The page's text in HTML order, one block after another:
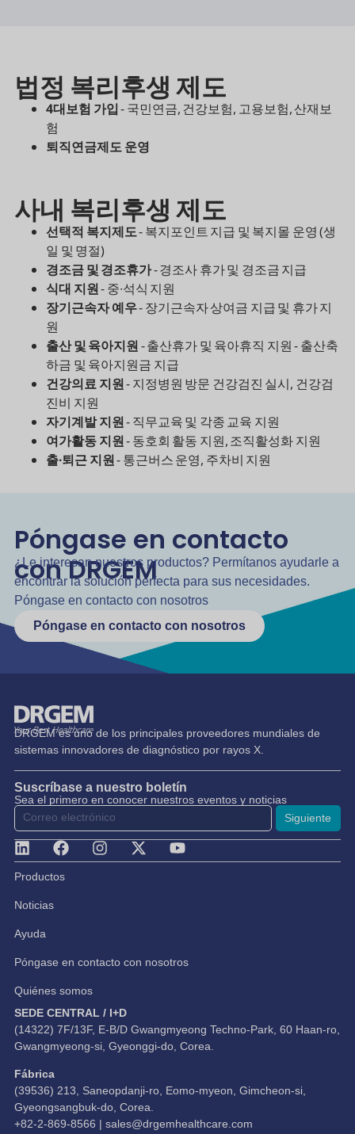
법정 복리후생 제도
4대보험 가입-국민연금, 건강보험, 고용보험, 산재보
험
퇴직연금제도 운영
사내 복리후생 제도
선택적 복지제도-복지포인트 지급 및 복지몰 운영 (생
일 및 명절)
경조금 및 경조휴가-경조사 휴가 및 경조금 지급
식대 지원- 중∙석식 지원
장기근속자 예우- 장기근속자 상여금 지급 및 휴가 지
원
출산 및 육아지원 - 출산휴가 및 육아휴직 지원 - 출산축
하금 및 육아지원금 지급
건강의료 지원- 지정병원 방문 건강검진 실시, 건강검
진비 지원
자기계발 지원- 직무교육 및 각종 교육 지원
여가활동 지원- 동호회 활동 지원, 조직활성화 지원
출∙퇴근 지원- 통근버스 운영, 주차비 지원
Póngase en contacto
con DRGEM
¿Le interesan nuestros productos? Permítanos ayudarle a
encontrar la solución perfecta para sus necesidades.
Póngase en contacto con nosotros
Póngase en contacto con nosotros
DRGEM es uno de los principales proveedores mundiales de
sistemas innovadores de diagnóstico por rayos X.
Suscríbase a nuestro boletín
Sea el primero en conocer nuestros eventos y noticias
Siguiente
Productos
Noticias
Ayuda
Póngase en contacto con nosotros
Quiénes somos
SEDE CENTRAL / I+D
(14322) 7F/13F, E-B/D Gwangmyeong Techno-Park, 60 Haan-ro,
Gwangmyeong-si, Gyeonggi-do, Corea.
Fábrica
(39536) 213, Saneopdanji-ro, Eomo-myeon, Gimcheon-si,
Gyeongsangbuk-do, Corea.
+82-2-869-8566 | sales@drgemhealthcare.com